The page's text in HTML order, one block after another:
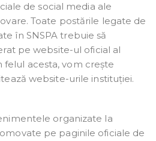
de social media ale
Toate postările legate de
în SNSPA trebuie să
pe website-ul oficial al
felul acesta, vom crește
website-urile instituției.
organizate la
pe paginile oficiale de